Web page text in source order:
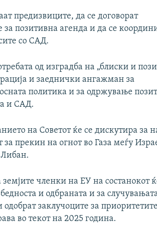
360p 480p
720p
предизвиците, да се договорат
позитивна агенда и да се
со САД.
од изградба на „блиски и
и заеднички ангажман за
политика и за одржување
и САД.
на Советот ќе се дискутира за
прекин на огнот во Газа меѓу
Либан.
членки на ЕУ на состанокот
и одбраната и за
заклучоците за
во текот на 2025 година.